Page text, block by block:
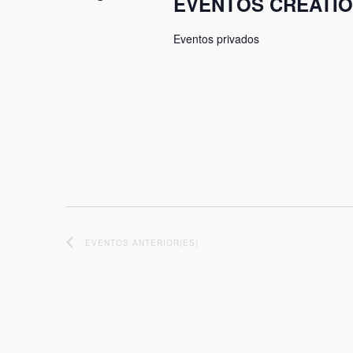
Eventos privados
EVENTOS ANTERIOR(ES)